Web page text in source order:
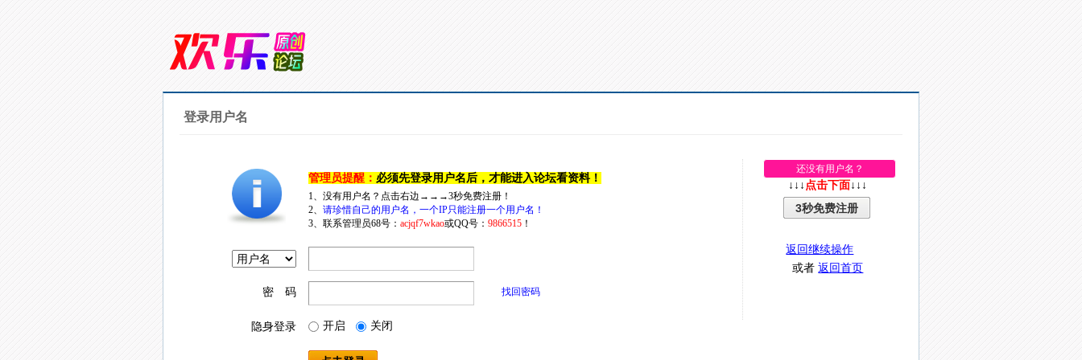
登录用户名
管理员提醒： 必须先登录用户名后，才能进入论坛看资料！
1、没有用户名？点击右边→→→3秒免费注册！
2、 请珍惜自己的用户名，一个IP只能注册一个用户名！
3、联系管理员68号： acjqf7wkao或QQ号： 9866515！
密 码 找回密码
隐身登录 开启 关闭
还没有用户名？
↓↓↓ 点击下面 ↓↓↓
3秒免费注册
返回继续操作
或者返回首页